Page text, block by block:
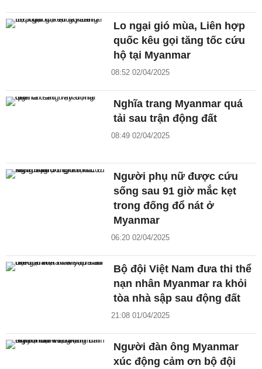
Lo ngại gió mùa, Liên hợp
quốc kêu gọi tăng tốc cứu
hộ tại Myanmar
08:52 02/04/2025
Nghĩa trang Myanmar quá
tải sau trận động đất
08:49 02/04/2025
Người phụ nữ được cứu
sống sau 91 giờ mắc kẹt
trong đống đổ nát ở
Myanmar
06:20 02/04/2025
Bộ đội Việt Nam đưa thi thể
nạn nhân Myanmar ra khỏi
tòa nhà sập sau động đất
21:08 01/04/2025
Người đàn ông Myanmar
xúc động cảm ơn bộ đội